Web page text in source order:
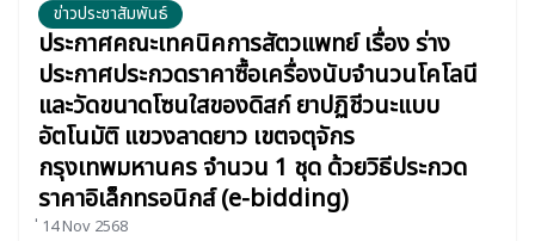
ข่าวประชาสัมพันธ์
ประกาศคณะเทคนิคการสัตวแพทย์ เรื่อง ร่าง
ประกาศประกวดราคาซื้อเครื่องนับจำนวนโคโลนี
และวัดขนาดโซนใสของดิสก์ ยาปฏิชีวนะแบบ
อัตโนมัติ แขวงลาดยาว เขตจตุจักร
กรุงเทพมหานคร จำนวน 1 ชุด ด้วยวิธีประกวด
ราคาอิเล็กทรอนิกส์ (e-bidding)
่ 14 Nov 2568